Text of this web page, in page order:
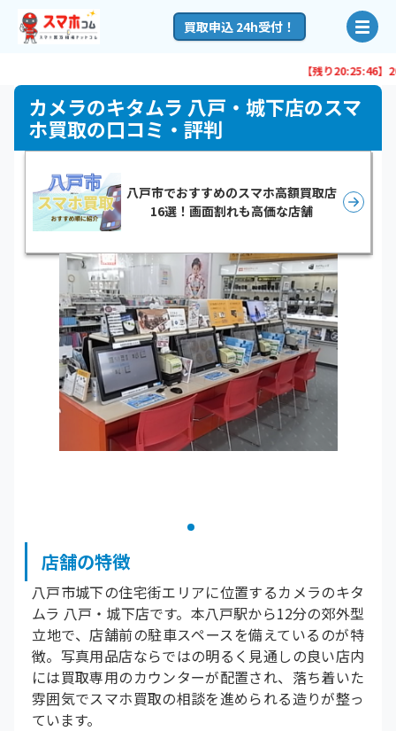
買取申込 24h受付！
20:25:46】20:00ま
カメラのキタムラ 八戸・城下店のスマ
ホ買取の口コミ・評判
店舗の特徴
八戸市城下の住宅街エリアに位置するカメラのキタ
ムラ 八戸・城下店です。本八戸駅から12分の郊外型
立地で、店舗前の駐車スペースを備えているのが特
徴。写真用品店ならではの明るく見通しの良い店内
には買取専用のカウンターが配置され、落ち着いた
雰囲気でスマホ買取の相談を進められる造りが整っ
ています。
八戸市でおすすめのスマホ高額買取店
16選！画面割れも高価な店舗